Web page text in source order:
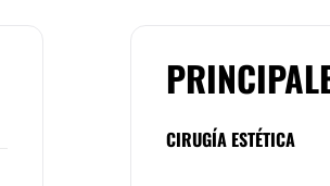
CIRUGÍA ESTÉTICA